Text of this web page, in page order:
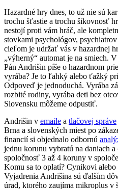
Hazardné hry dnes, to už nie sú
trochu šťastie a trochu šikovnosť
nestojí proti vám hráč, ale
stovkami psychológov,
cieľom je udržať vás v hazardnej
„výherný“ automat je na smiech.
Pán Andrišin píše o hazardnom
vyrába? Je to ľahký alebo ťažký
Odpoveď je jednoduchá. Vyrába
rozbité rodiny, vyrába deti bez
Slovensku môžeme odpustiť.
Andrišin v emaile a tlačovej správe
Brna a slovenských miest po
financií si objednalo odbornú
jednu korunu vybratú na daniach
spoločnosť 3 až 4 koruny v
Komu sa to oplatí? Cynikovi alebo
Vyjadrenia Andrišina sú ďalším
úrad, ktorého zaujíma mikroplus v